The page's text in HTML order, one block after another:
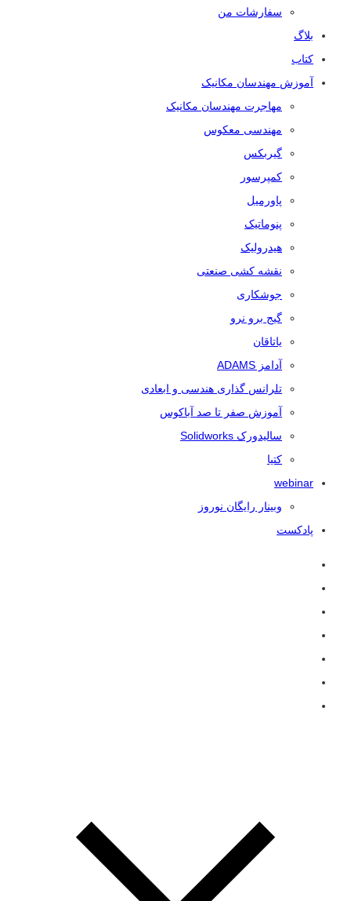
سفارشات من
بلاگ
کتاب
آموزش مهندسان مکانیک
مهاجرت مهندسان مکانیک
مهندسی معکوس
گیربکس
کمپرسور
پاورمیل
پنوماتیک
هیدرولیک
نقشه کشی صنعتی
جوشکاری
گیج برو نرو
یاتاقان
آدامز ADAMS
تلرانس‌ گذاری هندسی و ابعادی
آموزش صفر تا صد آباکوس
سالیدورک Solidworks
کتیا
webinar
وبینار رایگان نوروز
پادکست